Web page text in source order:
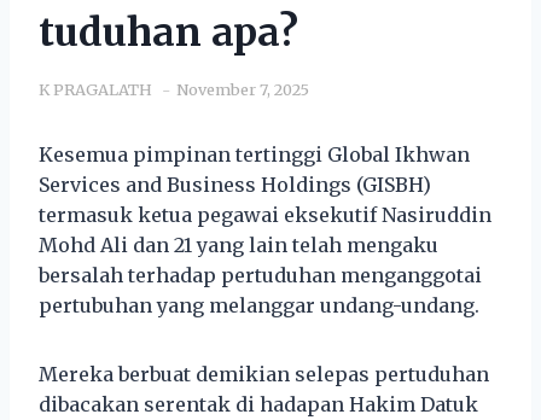
tuduhan apa?
K PRAGALATH November 7, 2025
Kesemua pimpinan tertinggi Global Ikhwan
Services and Business Holdings (GISBH)
termasuk ketua pegawai eksekutif Nasiruddin
Mohd Ali dan 21 yang lain telah mengaku
bersalah terhadap pertuduhan menganggotai
pertubuhan yang melanggar undang-undang.
Mereka berbuat demikian selepas pertuduhan
dibacakan serentak di hadapan Hakim Datuk